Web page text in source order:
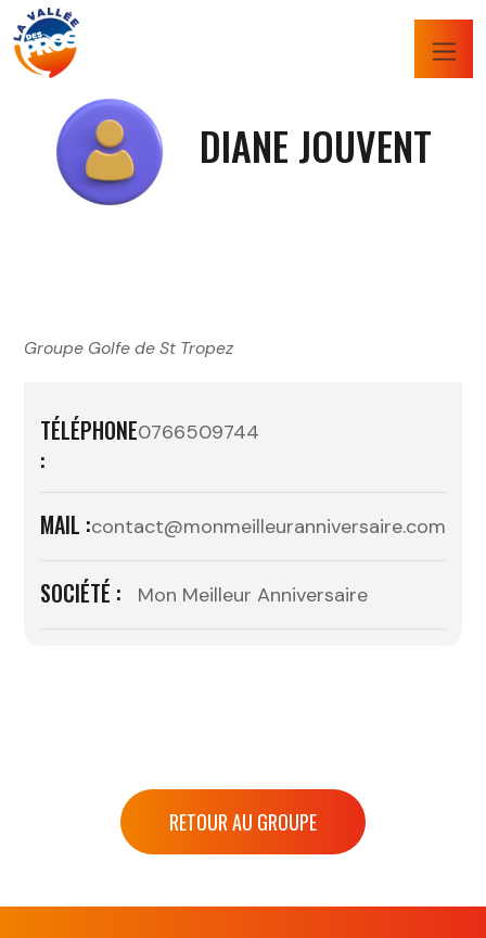
DIANE JOUVENT
Groupe Golfe de St Tropez
TÉLÉPHONE
:
0766509744
MAIL :contact@monmeilleuranniversaire.com
SOCIÉTÉ : Mon Meilleur Anniversaire
RETOUR AU GROUPE